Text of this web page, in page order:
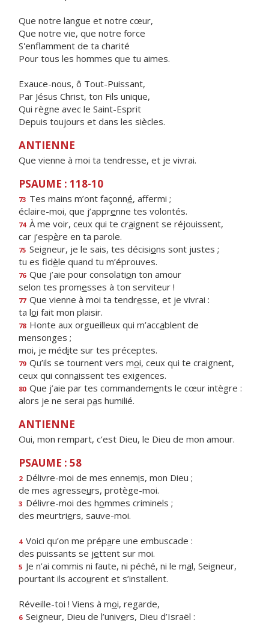
Que notre langue et notre cœur,
Que notre vie, que notre force
S'enflamment de ta charité
Pour tous les hommes que tu aimes.
Exauce-nous, ô Tout-Puissant,
Par Jésus Christ, ton Fils unique,
Qui règne avec le Saint-Esprit
Depuis toujours et dans les siècles.
ANTIENNE
Que vienne à moi ta tendresse, et je vivrai.
PSAUME : 118-10
73 Tes mains m’ont façonné, affermi ;
éclaire-moi, que j’apprenne tes volontés.
74 À me voir, ceux qui te craignent se réjouissent,
car j’espère en ta parole.
75 Seigneur, je le sais, tes décisions sont justes ;
tu es fidèle quand tu m’éprouves.
76 Que j’aie pour consolation ton amour
selon tes promesses à ton serviteur !
77 Que vienne à moi ta tendresse, et je vivrai :
ta loi fait mon plaisir.
78 Honte aux orgueilleux qui m’accablent de
mensonges ;
moi, je médite sur tes préceptes.
79 Qu’ils se tournent vers moi, ceux qui te craignent,
ceux qui connaissent tes exigences.
80 Que j’aie par tes commandements le cœur intègre :
alors je ne serai pas humilié.
ANTIENNE
Oui, mon rempart, c’est Dieu, le Dieu de mon amour.
PSAUME : 58
2 Délivre-moi de mes ennemis, mon Dieu ;
de mes agresseurs, protège-moi.
3 Délivre-moi des hommes criminels ;
des meurtriers, sauve-moi.
4 Voici qu’on me prépare une embuscade :
des puissants se jettent sur moi.
5 Je n’ai commis ni faute, ni péché, ni le mal, Seigneur,
pourtant ils accourent et s’installent.
Réveille-toi ! Viens à moi, regarde,
6 Seigneur, Dieu de l’univers, Dieu d’Israël :